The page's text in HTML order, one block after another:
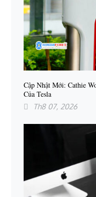
Cập Nhật Mới: Cathie
Của Tesla
Th8 07, 2026